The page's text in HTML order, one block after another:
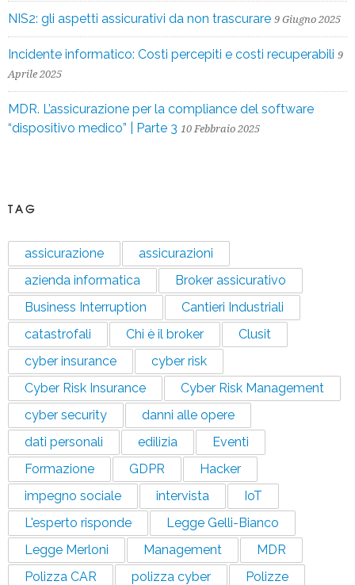
NIS2: gli aspetti assicurativi da non trascurare 9 Giugno 2025
Incidente informatico: Costi percepiti e costi recuperabili 9
Aprile 2025
MDR. L’assicurazione per la compliance del software
“dispositivo medico” | Parte 3 10 Febbraio 2025
TAG
assicurazione
assicurazioni
azienda informatica
Broker assicurativo
Business Interruption
Cantieri Industriali
catastrofali
Chi è il broker
Clusit
cyber insurance
cyber risk
Cyber Risk Insurance
Cyber Risk Management
cyber security
danni alle opere
dati personali
edilizia
Eventi
Formazione
GDPR
Hacker
impegno sociale
intervista
IoT
L'esperto risponde
Legge Gelli-Bianco
Legge Merloni
Management
MDR
Polizza CAR
polizza cyber
Polizze